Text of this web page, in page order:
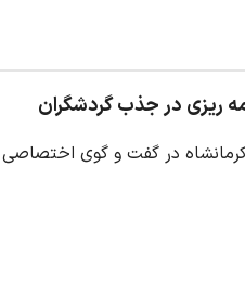
ریزی در جذب گردشگران
در گفت و گوی اختصاصی